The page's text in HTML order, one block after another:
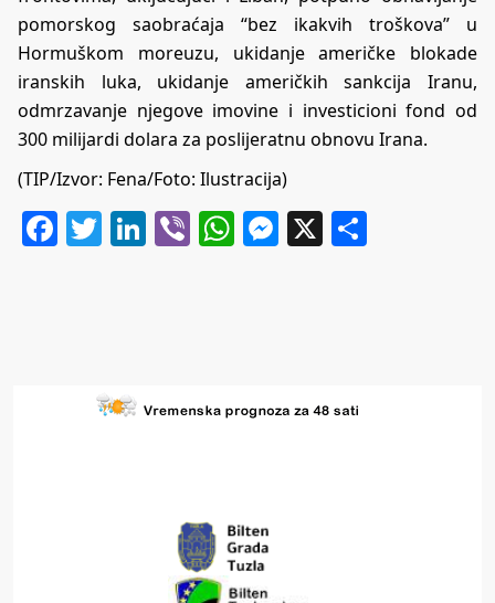
pomorskog saobraćaja “bez ikakvih troškova” u
Hormuškom moreuzu, ukidanje američke blokade
iranskih luka, ukidanje američkih sankcija Iranu,
odmrzavanje njegove imovine i investicioni fond od
300 milijardi dolara za poslijeratnu obnovu Irana.
(TIP/Izvor: Fena/Foto: Ilustracija)
Facebook
Twitter
LinkedIn
ViberWhatsApp
Messenger
X